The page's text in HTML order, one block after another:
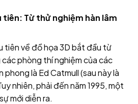
tiên: Từ thử nghiệm hàn lâm
tiên về đồ họa 3D bắt đầu từ
phòng thí nghiệm của các
là Ed Catmull (sau này là
nhiên, phải đến năm 1995, một
mới diễn ra.